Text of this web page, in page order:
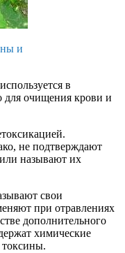
и
в
для очищения крови и
не подтверждают
называют их
свои
при отравлениях
дополнительного
химические